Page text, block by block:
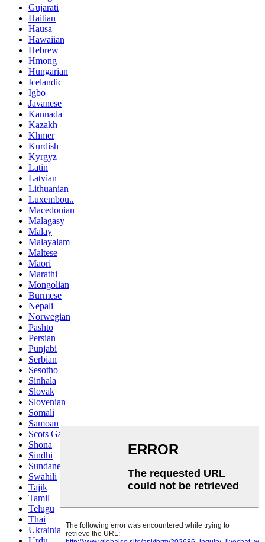
Gujarati
Haitian
Hausa
Hawaiian
Hebrew
Hmong
Hungarian
Icelandic
Igbo
Javanese
Kannada
Kazakh
Khmer
Kurdish
Kyrgyz
Latin
Latvian
Lithuanian
Luxembou..
Macedonian
Malagasy
Malay
Malayalam
Maltese
Maori
Marathi
Mongolian
Burmese
Nepali
Norwegian
Pashto
Persian
Punjabi
Serbian
Sesotho
Sinhala
Slovak
Slovenian
Somali
Samoan
Scots Gaelic
Shona
Sindhi
Sundanese
Swahili
Tajik
Tamil
Telugu
Thai
Ukrainian